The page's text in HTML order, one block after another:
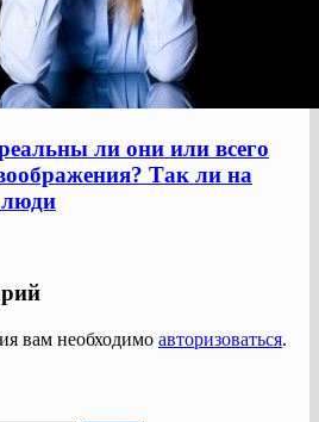
ли они или всего
Так ли на
люди
вам необходимо авторизоваться.